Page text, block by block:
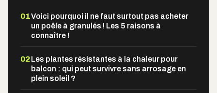
01Voici pourquoi il ne faut surtout pas acheter
un poêle à granulés ! Les 5 raisons à
connaître !
02Les plantes résistantes à la chaleur pour
balcon : qui peut survivre sans arrosage en
plein soleil ?